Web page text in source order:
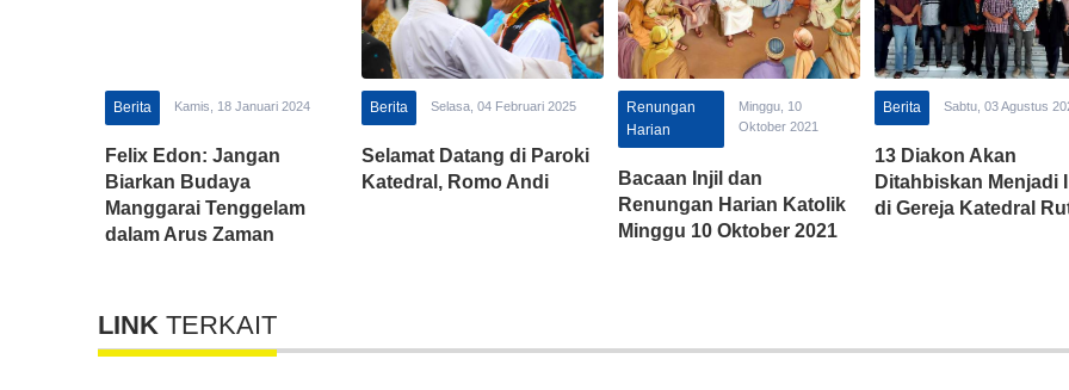
Berita Kamis, 18 Januari 2024
Felix Edon: Jangan
Biarkan Budaya
Manggarai Tenggelam
dalam Arus Zaman
Berita Selasa, 04 Februari 2025
Selamat Datang di Paroki
Katedral, Romo Andi
Renungan
Harian
Minggu, 10
Oktober 2021
Bacaan Injil dan
Renungan Harian Katolik
Minggu 10 Oktober 2021
Berita Sabtu, 03 Agustus
13 Diakon Akan
Ditahbiskan Menjadi
di Gereja Katedral
LINK TERKAIT